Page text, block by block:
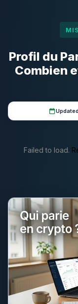
Profil du
Combien
Failed to load.